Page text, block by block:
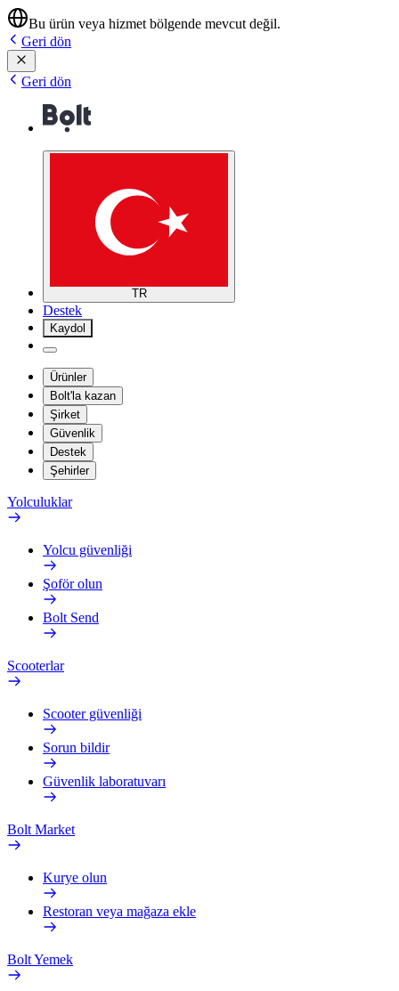
Bu ürün veya hizmet bölgende mevcut değil.
Geri dön
Geri dön
TR
Destek
Kaydol
Ürünler
Bolt'la kazan
Şirket
Güvenlik
Destek
Şehirler
Yolculuklar
Yolcu güvenliği
Şoför olun
Bolt Send
Scooterlar
Scooter güvenliği
Sorun bildir
Güvenlik laboratuvarı
Bolt Market
Kurye olun
Restoran veya mağaza ekle
Bolt Yemek